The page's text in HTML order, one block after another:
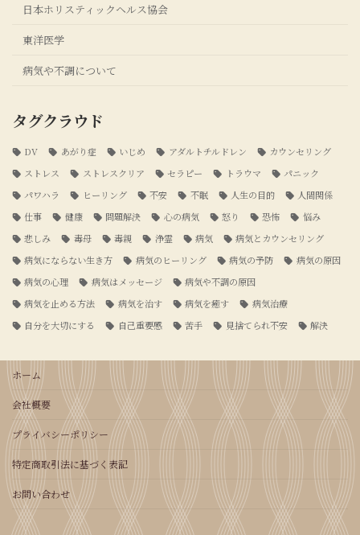
日本ホリスティックヘルス協会
東洋医学
病気や不調について
タグクラウド
DV あがり症 いじめ アダルトチルドレン
カウンセリング
ストレス
ストレスクリア セラピー トラウマ
パニック
パワハラ
ヒーリング 不安 不眠 人生の目的
人間関係
仕事
健康 問題解決 心の病気 怒り 恐怖
悩み
悲しみ
毒母 毒親 浄霊 病気
病気とカウンセリング
病気にならない生き方
病気のヒーリング 病気の予防
病気の原因
病気の心理
病気はメッセージ
病気や不調の原因
病気を止める方法
病気を治す 病気を癒す
病気治療
自分を大切にする
自己重要感 苦手 見捨てられ不安 解決
ホーム
会社概要
プライバシーポリシー
特定商取引法に基づく表記
お問い合わせ